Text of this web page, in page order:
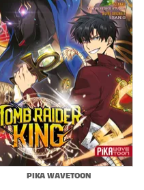
PIKA WAVETOON